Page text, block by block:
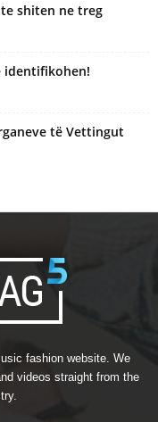
shiten ne treg
identifikohen!
të Vettingut
fashion website. We
videos straight from the